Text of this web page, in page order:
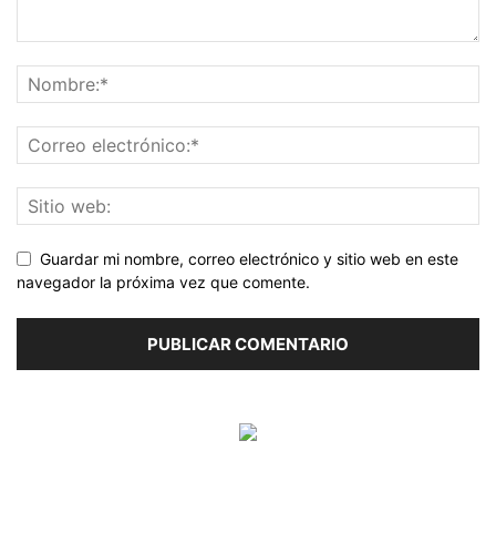
Guardar mi nombre, correo electrónico y sitio web en este
navegador la próxima vez que comente.